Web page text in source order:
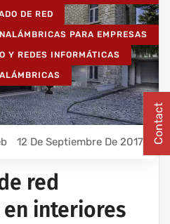
DE RED
PARA EMPRESAS
Y REDES INFORMÁTICAS
12 De Septiembre De 2017
red
interiores
Contact